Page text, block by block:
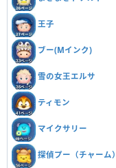
王子
ブー(Mインク)
雪の女王エルサ
ティモン
マイクサリー
探偵プー（チャーム）